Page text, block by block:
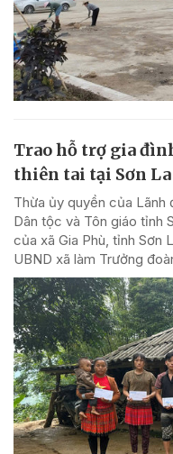
Trao hỗ trợ gia
thiên tai tại Sơn La
Thừa ủy quyền của Lãnh
Dân tộc và Tôn giáo tỉnh
của xã Gia Phù, tỉnh Sơn
UBND xã làm Trưởng